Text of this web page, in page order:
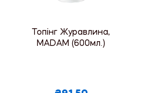
Топінг Журавлина,
MADAM (600мл.)